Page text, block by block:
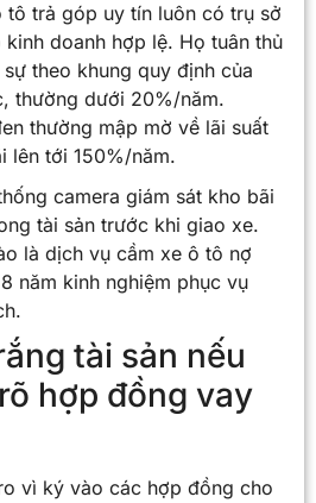
tô trả góp uy tín luôn có trụ sở
doanh hợp lệ. Họ tuân thủ
theo khung quy định của
thường dưới 20%/năm.
thường mập mờ về lãi suất
lên tới 150%/năm.
camera giám sát kho bãi
tài sản trước khi giao xe.
là dịch vụ cầm xe ô tô nợ
năm kinh nghiệm phục vụ
tài sản nếu
hợp đồng vay
vì ký vào các hợp đồng cho